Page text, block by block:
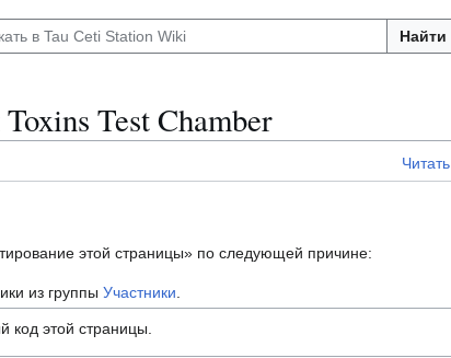
Найти
Test Chamber
Читать
этой страницы» по следующей причине:
из группы Участники
код этой страницы.